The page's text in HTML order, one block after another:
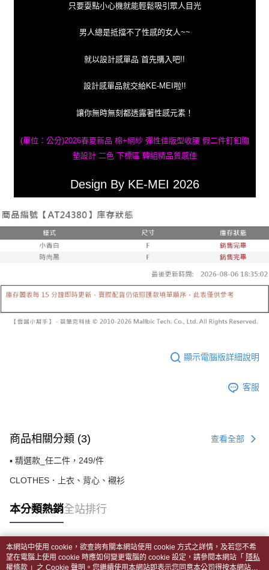
只要耍點小心機就能輕鬆吸引眾人目光
男人總是抵擋不了性感的女人~~
就以設計感單品 首先購入吧!!
設計感單品就交給KE-MEI啦!!
讓你無時無刻都透露著性感元素！
(單位：公分)2026春夏新品 棉+網紗 彈性佳版型收腰 假二件釘釦胸
墊設計 二色 下標區 韓組精品質感佳
Design By KE-MEI 2026
顯示電腦版詳細說明
客服
商品相關分類 (3) 查看全部
▪️ 精選款_任二件，249/件
CLOTHES．上衣、背心、襯衫
本分類熱銷全站排行
熱門標籤
本網站中使用 cookie，欲查詢有關本網站使用 cookie 方式之詳情，及若您不希
望在電腦上使用 cookie 時應如何變更電腦的 cookie 設定，請參閱本網站「 隱私
權條款 」之 Cookie 聲明。您繼續使用本網站即表示您同意本公司得按本網站使